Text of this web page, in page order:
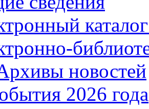
новостей
2026 года